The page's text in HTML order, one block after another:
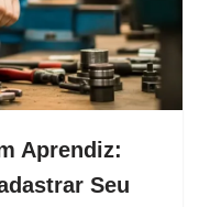
Aprendiz:
Seu